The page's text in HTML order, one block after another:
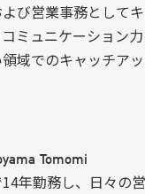
び営業事務として
ミュニケーション
域でのキャッチア
Tomomi
年勤務し、日々の